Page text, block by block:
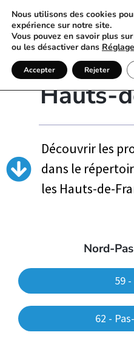
Annuaire
Hauts-
Découvrir les
dans le
les Hauts-de-
Nord-
59
62 -
Nous utilisons des cookies
expérience sur notre site.
Vous pouvez en savoir plus
ou les désactiver dans
Accepter Rejeter